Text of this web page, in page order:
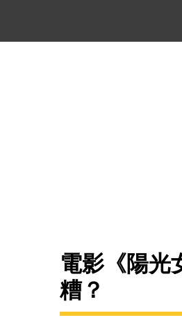
電影《陽光
糟？